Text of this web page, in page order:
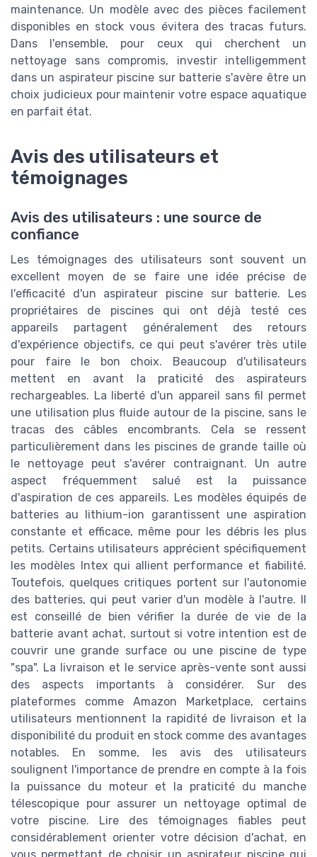
maintenance. Un modèle avec des pièces facilement
disponibles en stock vous évitera des tracas futurs.
Dans l'ensemble, pour ceux qui cherchent un
nettoyage sans compromis, investir intelligemment
dans un aspirateur piscine sur batterie s'avère être un
choix judicieux pour maintenir votre espace aquatique
en parfait état.
Avis des utilisateurs et
témoignages
Avis des utilisateurs : une source de
confiance
Les témoignages des utilisateurs sont souvent un
excellent moyen de se faire une idée précise de
l'efficacité d'un aspirateur piscine sur batterie. Les
propriétaires de piscines qui ont déjà testé ces
appareils partagent généralement des retours
d'expérience objectifs, ce qui peut s'avérer très utile
pour faire le bon choix. Beaucoup d'utilisateurs
mettent en avant la praticité des aspirateurs
rechargeables. La liberté d'un appareil sans fil permet
une utilisation plus fluide autour de la piscine, sans le
tracas des câbles encombrants. Cela se ressent
particulièrement dans les piscines de grande taille où
le nettoyage peut s'avérer contraignant. Un autre
aspect fréquemment salué est la puissance
d'aspiration de ces appareils. Les modèles équipés de
batteries au lithium-ion garantissent une aspiration
constante et efficace, même pour les débris les plus
petits. Certains utilisateurs apprécient spécifiquement
les modèles Intex qui allient performance et fiabilité.
Toutefois, quelques critiques portent sur l'autonomie
des batteries, qui peut varier d'un modèle à l'autre. Il
est conseillé de bien vérifier la durée de vie de la
batterie avant achat, surtout si votre intention est de
couvrir une grande surface ou une piscine de type
"spa". La livraison et le service après-vente sont aussi
des aspects importants à considérer. Sur des
plateformes comme Amazon Marketplace, certains
utilisateurs mentionnent la rapidité de livraison et la
disponibilité du produit en stock comme des avantages
notables. En somme, les avis des utilisateurs
soulignent l'importance de prendre en compte à la fois
la puissance du moteur et la praticité du manche
télescopique pour assurer un nettoyage optimal de
votre piscine. Lire des témoignages fiables peut
considérablement orienter votre décision d'achat, en